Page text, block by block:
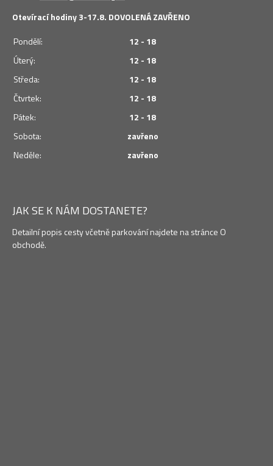
Otevírací hodiny 3-17.8. DOVOLENÁ ZAVŘENO
Pondělí:
12 - 18
Úterý:
12 - 18
Středa:
12 - 18
Čtvrtek:
12 - 18
Pátek:
12 - 18
Sobota:
zavřeno
Neděle:
zavřeno
JAK SE K NÁM DOSTANETE?
Detailní popis cesty včetně parkování najdete na stránce O
obchodě.